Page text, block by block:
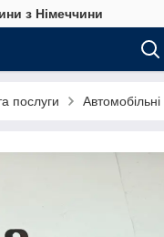
з Німеччини
послуги